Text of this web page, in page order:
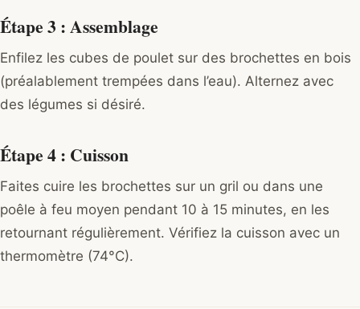
Étape 3 : Assemblage
Enfilez les cubes de poulet sur des brochettes en bois
(préalablement trempées dans l’eau). Alternez avec
des légumes si désiré.
Étape 4 : Cuisson
Faites cuire les brochettes sur un gril ou dans une
poêle à feu moyen pendant 10 à 15 minutes, en les
retournant régulièrement. Vérifiez la cuisson avec un
thermomètre (74°C).